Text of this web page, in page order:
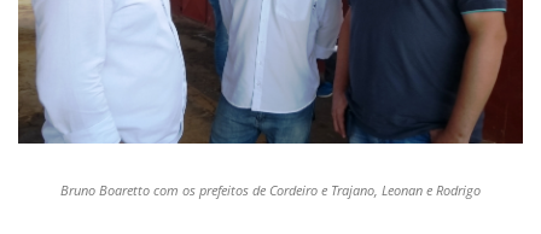
Bruno Boaretto com os prefeitos de Cordeiro e Trajano, Leonan e Rodrigo